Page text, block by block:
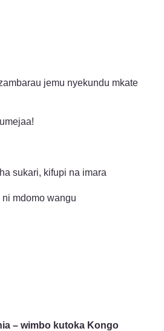
jemu nyekundu mkate
sukari, kifupi na imara
mdomo wangu
– wimbo kutoka Kongo